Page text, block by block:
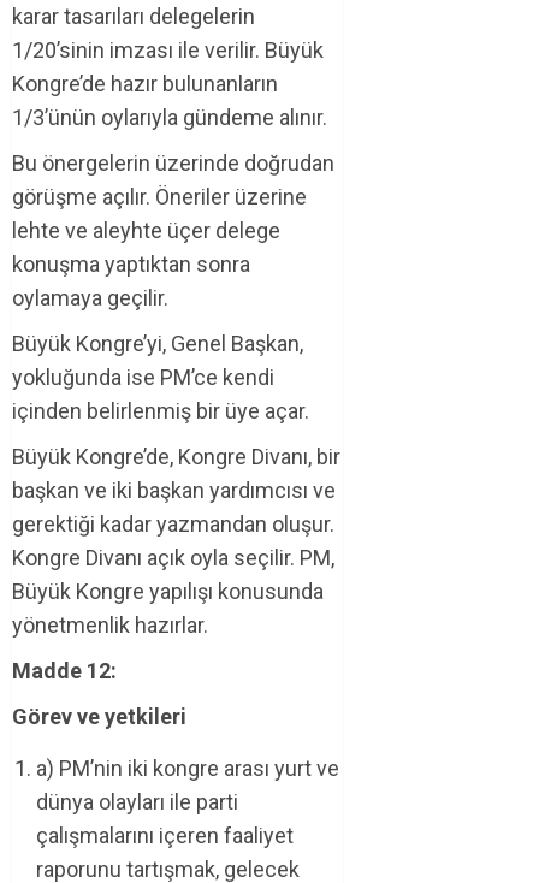
karar tasarıları delegelerin
1/20’sinin imzası ile verilir. Büyük
Kongre’de hazır bulunanların
1/3’ünün oylarıyla gündeme alınır.
Bu önergelerin üzerinde doğrudan
görüşme açılır. Öneriler üzerine
lehte ve aleyhte üçer delege
konuşma yaptıktan sonra
oylamaya geçilir.
Büyük Kongre’yi, Genel Başkan,
yokluğunda ise PM’ce kendi
içinden belirlenmiş bir üye açar.
Büyük Kongre’de, Kongre Divanı, bir
başkan ve iki başkan yardımcısı ve
gerektiği kadar yazmandan oluşur.
Kongre Divanı açık oyla seçilir. PM,
Büyük Kongre yapılışı konusunda
yönetmenlik hazırlar.
Madde 12:
Görev ve yetkileri
a) PM’nin iki kongre arası yurt ve
dünya olayları ile parti
çalışmalarını içeren faaliyet
raporunu tartışmak, gelecek